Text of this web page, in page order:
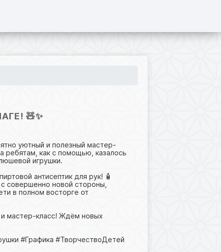
🧸✨
уютный и полезный мастер-
ребятам, как с помощью, казалось
игрушки.
антисептик для рук! 🧴
совершенно новой стороны,
в полном восторге от
мастер-класс! Ждём новых
#Графика #ТворчествоДетей